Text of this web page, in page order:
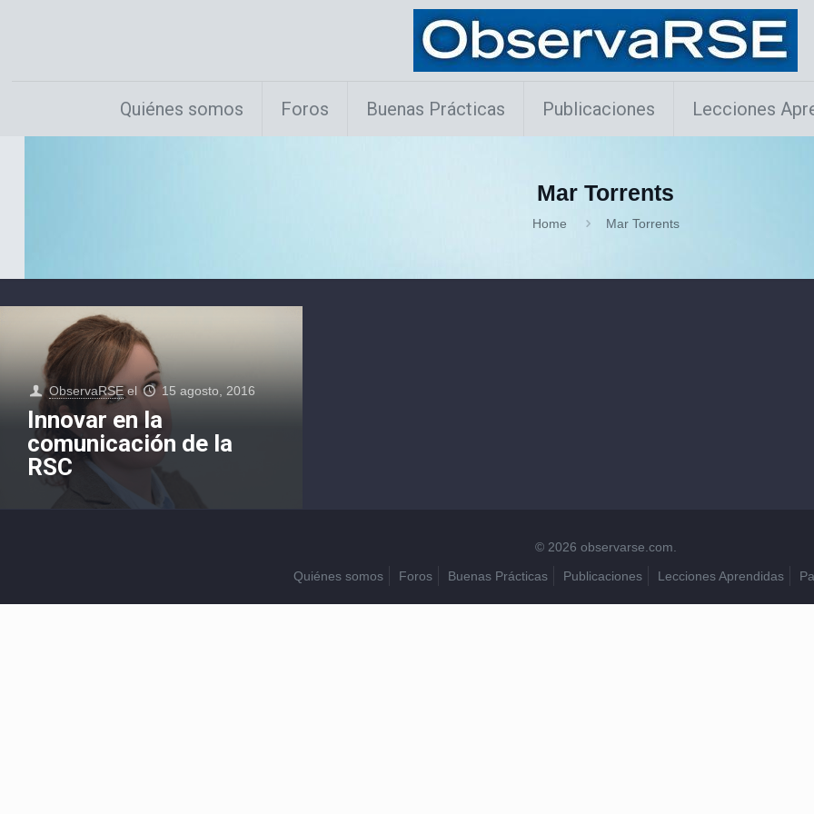
Quiénes somos Foros Buenas Prácticas Publicaciones Lecciones
Mar Torrents
Home Mar Torrents
ObservaRSE el 15 agosto, 2016
Innovar en la
comunicación de la
RSC
© 2026 observarse.com.
Quiénes somos
Foros Buenas Prácticas Publicaciones Lecciones Aprendidas